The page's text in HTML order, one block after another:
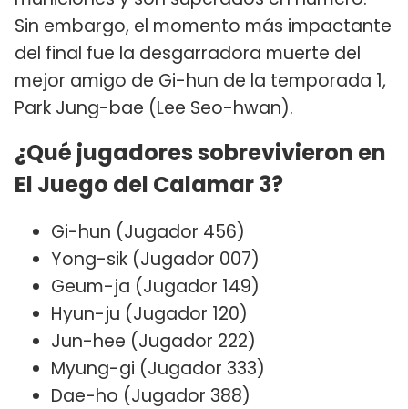
Sin embargo, el momento más impactante
del final fue la desgarradora muerte del
mejor amigo de Gi-hun de la temporada 1,
Park Jung-bae (Lee Seo-hwan).
¿Qué jugadores sobrevivieron en
El Juego del Calamar 3?
Gi-hun (Jugador 456)
Yong-sik (Jugador 007)
Geum-ja (Jugador 149)
Hyun-ju (Jugador 120)
Jun-hee (Jugador 222)
Myung-gi (Jugador 333)
Dae-ho (Jugador 388)